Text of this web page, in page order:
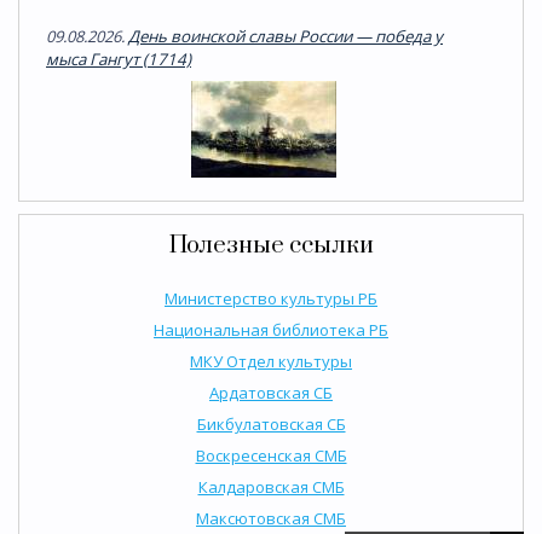
09.08.2026.День воинской славы России — победа у
мыса Гангут (1714)
Полезные ссылки
Министерство культуры РБ
Национальная библиотека РБ
МКУ Отдел культуры
Ардатовская СБ
Бикбулатовская СБ
Воскресенская СМБ
Калдаровская СМБ
Максютовская СМБ